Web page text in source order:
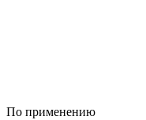
По применению